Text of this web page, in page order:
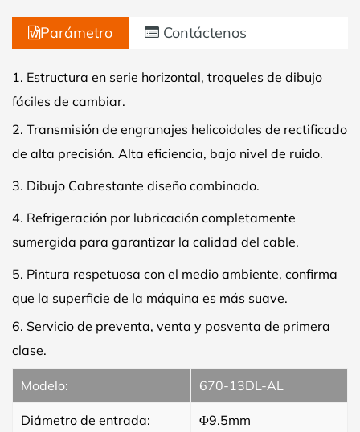
circulación externa y el tipo de bobinado es la máquina
Parámetro Contáctenos
1. Estructura en serie horizontal, troqueles de dibujo
fáciles de cambiar.
2. Transmisión de engranajes helicoidales de rectificado
de alta precisión. Alta eficiencia, bajo nivel de ruido.
3. Dibujo Cabrestante diseño combinado.
4. Refrigeración por lubricación completamente
sumergida para garantizar la calidad del cable.
5. Pintura respetuosa con el medio ambiente, confirma
que la superficie de la máquina es más suave.
6. Servicio de preventa, venta y posventa de primera
clase.
Modelo: 670-13DL-AL
Diámetro de entrada: Φ9.5mm